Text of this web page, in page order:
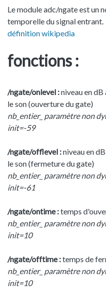
Le module adc/ngate est un
temporelle du signal entrant.
définition wikipedia
fonctions :
/ngate/onlevel :niveau en
le son (ouverture du gate)
nb_entier_ paramètre non
init=-59
/ngate/offlevel :niveau en
le son (fermeture du gate)
nb_entier_ paramètre non
init=-61
/ngate/ontime :temps
nb_entier_ paramètre non
init=10
/ngate/offtime :temps de
nb_entier_ paramètre non
init=10